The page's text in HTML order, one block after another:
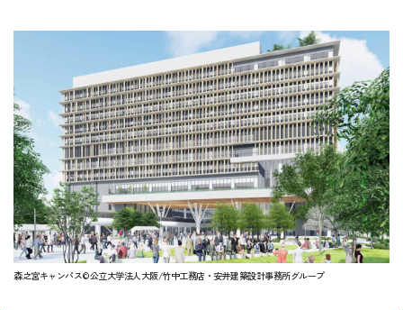
森之宮キャンパス©︎公立大学法人大阪/竹中工務店・安井建築設計事務所グループ